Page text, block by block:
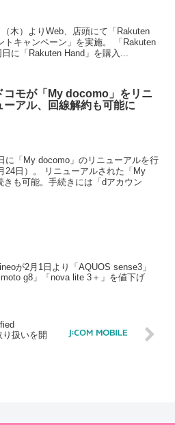
木）よりWeb、店頭にて「Rakuten
トキャンペーン」を実施。 「Rakuten
に「Rakuten Hand」を購入...
コモが「My docomo」をリニ
ーアル、回線解約も可能に
に「My docomo」のリニューアルを行
24日）。 リニューアルされた「My
も可能。手続きには「dアカウン
が2月1日より「AQUOS sense3」
moto g8」「nova lite 3＋」を値下げ
扱いを開